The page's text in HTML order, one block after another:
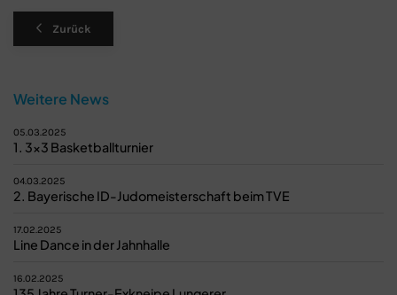
Zurück
Weitere News
05.03.2025
1. 3x3 Basketballturnier
04.03.2025
2. Bayerische ID-Judomeisterschaft beim TVE
17.02.2025
Line Dance in der Jahnhalle
16.02.2025